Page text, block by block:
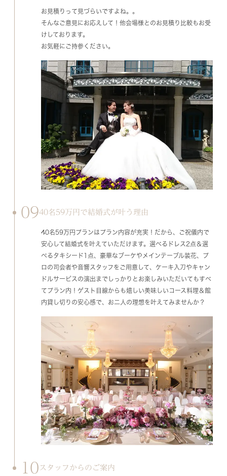
お見積りって見づらいですよね。。
そんなご意見にお応えして！他会場様とのお見積り比較もお受
けしております。
お気軽にご持参ください。
0940名59万円で結婚式が叶う理由
40名59万円プランはプラン内容が充実！だから、ご祝儀内で
安心して結婚式を叶えていただけます。選べるドレス2点＆選
べるタキシード1点、豪華なブーケやメインテーブル装花、プ
ロの司会者や音響スタッフをご用意して、ケーキ入刀やキャン
ドルサービスの演出までしっかりとお楽しみいただいてもすべ
てプラン内！ゲスト目線からも嬉しい美味しいコース料理＆館
内貸し切りの安心感で、お二人の理想を叶えてみませんか？
10 スタッフからのご案内